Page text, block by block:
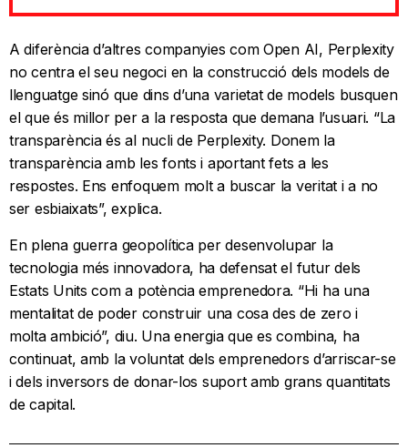
A diferència d’altres companyies com Open AI, Perplexity
no centra el seu negoci en la construcció dels models de
llenguatge sinó que dins d’una varietat de models busquen
el que és millor per a la resposta que demana l’usuari. “La
transparència és al nucli de Perplexity. Donem la
transparència amb les fonts i aportant fets a les
respostes. Ens enfoquem molt a buscar la veritat i a no
ser esbiaixats”, explica.
En plena guerra geopolítica per desenvolupar la
tecnologia més innovadora, ha defensat el futur dels
Estats Units com a potència emprenedora. “Hi ha una
mentalitat de poder construir una cosa des de zero i
molta ambició”, diu. Una energia que es combina, ha
continuat, amb la voluntat dels emprenedors d’arriscar-se
i dels inversors de donar-los suport amb grans quantitats
de capital.